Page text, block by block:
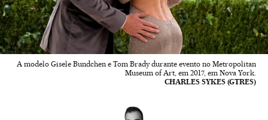
A modelo Gisele Bundchen e Tom Brady durante evento no Metropolitan
Museum of Art, em 2017, em Nova York.
CHARLES SYKES (GTRES)